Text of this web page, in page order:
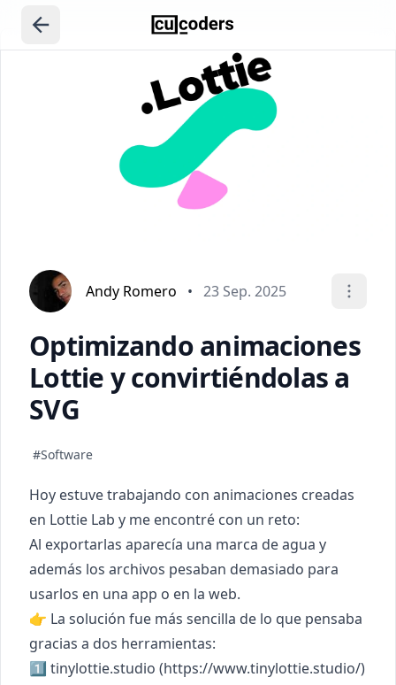
Andy Romero • 23 Sep. 2025
Optimizando animaciones
Lottie y convirtiéndolas a
SVG
#Software
Hoy estuve trabajando con animaciones creadas
en Lottie Lab y me encontré con un reto:
Al exportarlas aparecía una marca de agua y
además los archivos pesaban demasiado para
usarlos en una app o en la web.
👉 La solución fue más sencilla de lo que pensaba
gracias a dos herramientas:
1️⃣ tinylottie.studio (https://www.tinylottie.studio/)